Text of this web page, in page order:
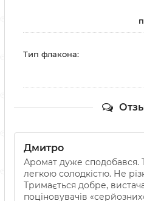
Тип флакона:
Дмитро
Аромат дуже сподобався.
легкою солодкістю. Не
Тримається добре,
поціновувачів